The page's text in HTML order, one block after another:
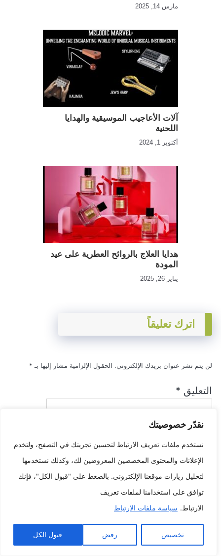
نقدّر خصوصيتك
نستخدم ملفات تعريف الارتباط لتحسين تجربتك في التصفح، ولتخدم
الإعلانات والمحتوى المخصصين المعروضين لك، وكذلك نستخدمها
لتحليل زيارات موقعنا الإلكتروني. بالضغط على "قبول الكل"، فإنك
توافق على استخدامنا لملفات تعريف
الارتباط. سياسة ملفات الارتباط
تخصيص رفض قبول الكل
مارس 14, 2025
آلات الأعاجيب الموسيقية والهدايا
اللحنية
أكتوبر 1, 2024
هدايا العلاج بالروائح العطرية على عيد
المودة
يناير 26, 2025
اترك تعليقاً
لن يتم نشر عنوان بريدك الإلكتروني. الحقول الإلزامية مشار إليها بـ *
التعليق *
الاسم *
البريد الإلكتروني*